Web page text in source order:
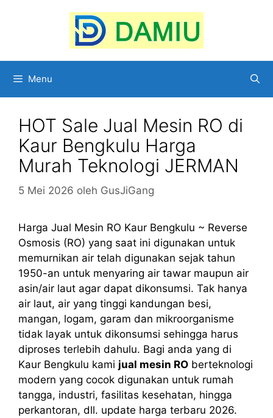
Menu
HOT Sale Jual Mesin RO di
Kaur Bengkulu Harga
Murah Teknologi JERMAN
5 Mei 2026 oleh GusJiGang
Harga Jual Mesin RO Kaur Bengkulu ~ Reverse
Osmosis (RO) yang saat ini digunakan untuk
memurnikan air telah digunakan sejak tahun
1950-an untuk menyaring air tawar maupun air
asin/air laut agar dapat dikonsumsi. Tak hanya
air laut, air yang tinggi kandungan besi,
mangan, logam, garam dan mikroorganisme
tidak layak untuk dikonsumsi sehingga harus
diproses terlebih dahulu. Bagi anda yang di
Kaur Bengkulu kami jual mesin RO berteknologi
modern yang cocok digunakan untuk rumah
tangga, industri, fasilitas kesehatan, hingga
perkantoran, dll. update harga terbaru 2026.